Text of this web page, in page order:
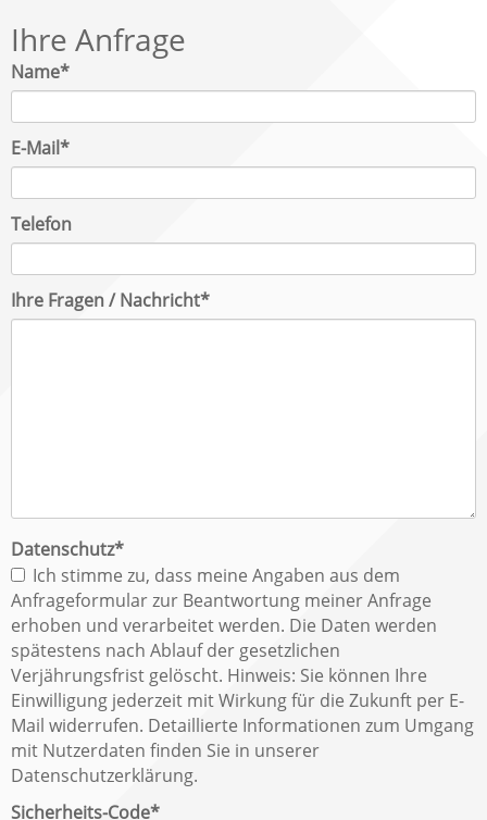
Ihre Anfrage
Pflichtfeld
Name*
Pflichtfeld
E-Mail*
Telefon
Pflichtfeld
Ihre Fragen / Nachricht*
Pflichtfeld
Datenschutz*
Ich stimme zu, dass meine Angaben aus dem
Anfrageformular zur Beantwortung meiner Anfrage
erhoben und verarbeitet werden. Die Daten werden
spätestens nach Ablauf der gesetzlichen
Verjährungsfrist gelöscht. Hinweis: Sie können Ihre
Einwilligung jederzeit mit Wirkung für die Zukunft per E-
Mail widerrufen. Detaillierte Informationen zum Umgang
mit Nutzerdaten finden Sie in unserer
Datenschutzerklärung.
Pflichtfeld
Sicherheits-Code*